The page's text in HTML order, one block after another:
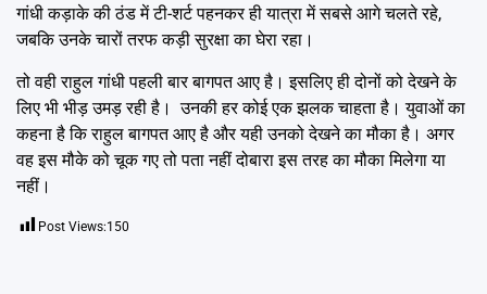
गांधी कड़ाके की ठंड में टी-शर्ट पहनकर ही यात्रा में सबसे आगे चलते रहे,
जबकि उनके चारों तरफ कड़ी सुरक्षा का घेरा रहा।
तो वही राहुल गांधी पहली बार बागपत आए है। इसलिए ही दोनों को देखने के
लिए भी भीड़ उमड़ रही है। उनकी हर कोई एक झलक चाहता है। युवाओं का
कहना है कि राहुल बागपत आए है और यही उनको देखने का मौका है। अगर
वह इस मौके को चूक गए तो पता नहीं दोबारा इस तरह का मौका मिलेगा या
नहीं।
Post Views:150